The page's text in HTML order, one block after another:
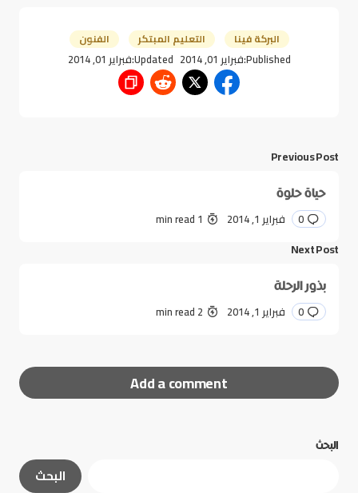
البركة فينا التعليم المبتكر الفنون
Published:فبراير 01, 2014 Updated:فبراير 01, 2014
Previous Post
حياة حلوة
0 فبراير 1, 2014 1 min read
Next Post
بذور الرحلة
0 فبراير 1, 2014 2 min read
Add a comment
الحقول الإلزامية
البحث
البحث